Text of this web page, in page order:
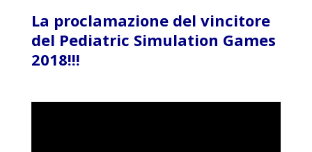
La proclamazione del vincitore
del Pediatric Simulation Games
2018!!!